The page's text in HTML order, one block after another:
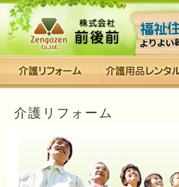
介護リフォーム